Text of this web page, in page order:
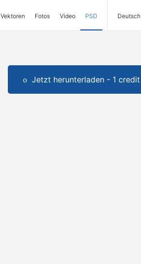
Vektoren Fotos Video PSD Deutsch
Jetzt herunterladen - 1 credit